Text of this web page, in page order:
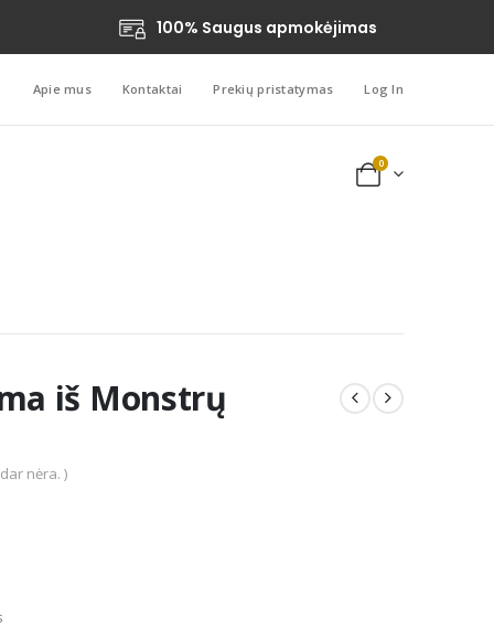
100% Saugus apmokėjimas
Apie mus Kontaktai Prekių pristatymas Log In
0
iš Monstrų
nėra. )